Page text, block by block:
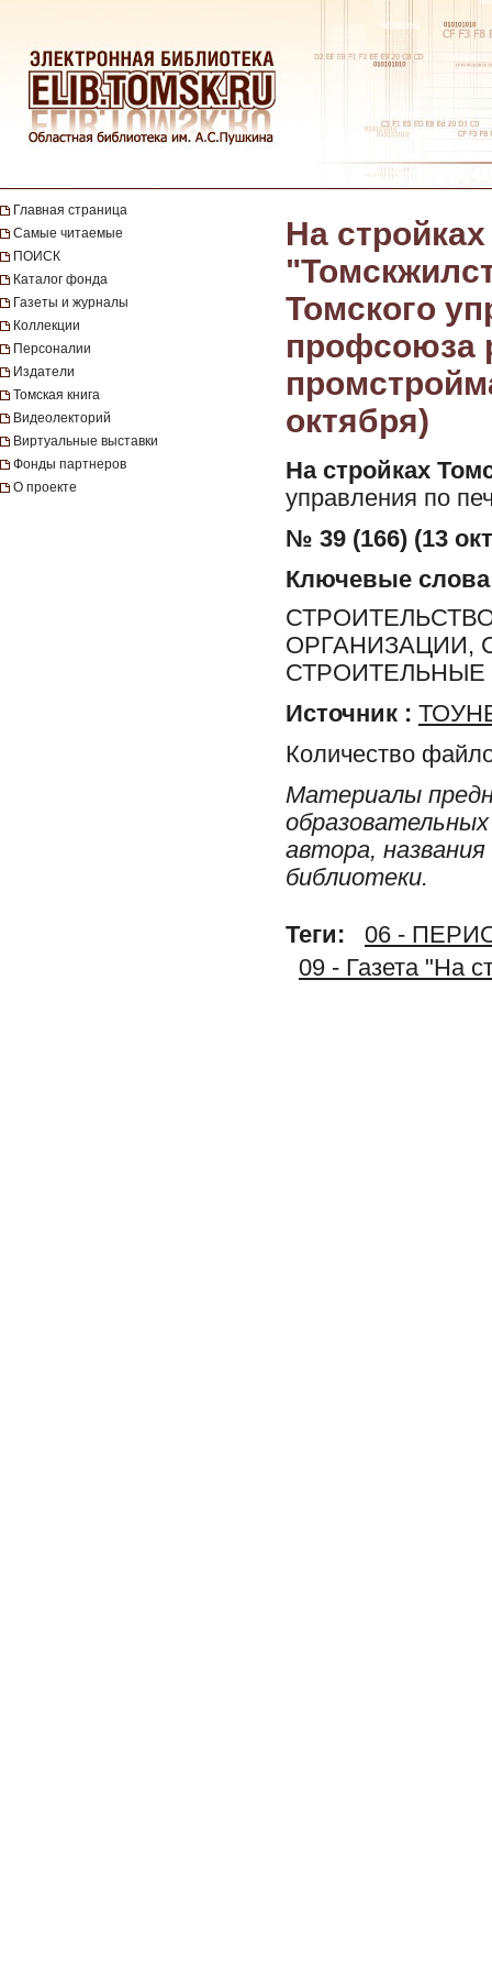
Главная страница
Самые читаемые
ПОИСК
Каталог фонда
Газеты и журналы
Коллекции
Персоналии
Издатели
Томская книга
Видеолекторий
Виртуальные выставки
Фонды партнеров
О проекте
На
Томского
профсоюза
октября)
На стройках
управления по
№ 39 (166) (13
Ключевые слова
ОРГАНИЗАЦИИ,
СТРОИТЕЛЬНЫЕ
Источник :
Количество
Материалы
автора,
библиотеки.
Теги:
06 -
09 - Газета "На